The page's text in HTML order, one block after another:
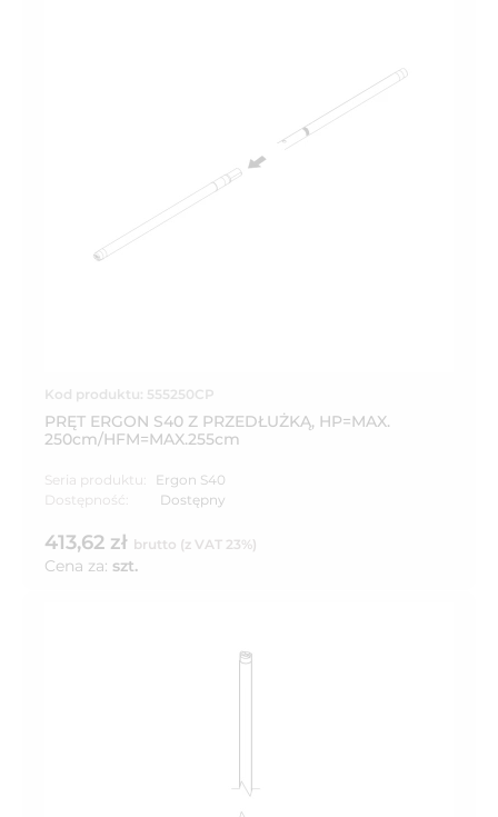
Kod produktu: 555250CP
PRĘT ERGON S40 Z PRZEDŁUŻKĄ, HP=MAX.
250cm/HFM=MAX.255cm
Seria produktu:
Ergon S40
Dostępność:
Dostępny
413,62 zł brutto (z VAT 23%)
Cena za: szt.